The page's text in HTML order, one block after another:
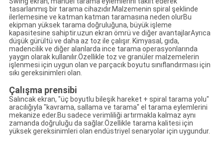
tasarlanmış bir tarama cihazıdır.Malzemenin spiral şeklinde
ilerlemesine ve katman katman taramasına neden olurBu
ekipman yüksek tarama doğruluğuna, büyük işleme
kapasitesine sahiptir.uzun ekran ömrü ve diğer avantajlarAyrıca
düşük gürültü ve daha az toz ile çalışır. Kimyasal, gıda,
madencilik ve diğer alanlarda ince tarama operasyonlarında
yaygın olarak kullanılır.Özellikle toz ve granüler malzemelerin
işlenmesi için uygun olan ve parçacık boyutu sınıflandırması için
sıkı gereksinimleri olan.
Çalışma prensibi
Salıncak ekran, "üç boyutlu bileşik hareket + spiral tarama yolu"
aracılığıyla "kavrama, sallama ve tarama" el tarama eylemlerini
mekanize eder.Bu sadece verimliliği artırmakla kalmaz aynı
zamanda doğruluğu da sağlar.Özellikle tarama kalitesi için
yüksek gereksinimleri olan endüstriyel senaryolar için uygundur.